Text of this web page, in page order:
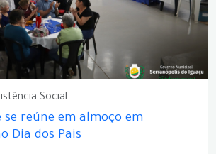
Social
se reúne em almoço em
Dia dos Pais